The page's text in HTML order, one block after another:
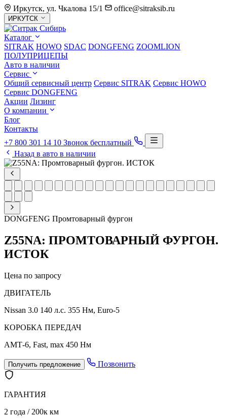
Иркутск, ул. Чкалова 15/1
office@sitraksib.ru
Выбор
города
ИРКУТСК
Каталог
SITRAK HOWO SDAC DONGFENG ZOOMLION
ПОЛУПРИЦЕПЫ
Авто в наличии
Сервис
Общий сервисный центр Сервис SITRAK Сервис HOWO
Сервис DONGFENG
Акции Лизинг
О компании
Блог
Контакты
+7 800 301 14 10 Звонок бесплатный
Назад в авто в наличии
DONGFENG Промтоварный фургон
Z55NА: ПРОМТОВАРНЫЙ ФУРГОН.
ИСТОК
Цена по запросу
ДВИГАТЕЛЬ
Nissan 3.0 140 л.с. 355 Нм, Euro-5
КОРОБКА ПЕРЕДАЧ
АМТ-6, Fast, max 450 Нм
Получить предложение Позвонить
ГАРАНТИЯ
2 года / 200к км